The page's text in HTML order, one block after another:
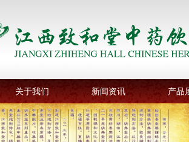
关于我们 新闻资讯 产品